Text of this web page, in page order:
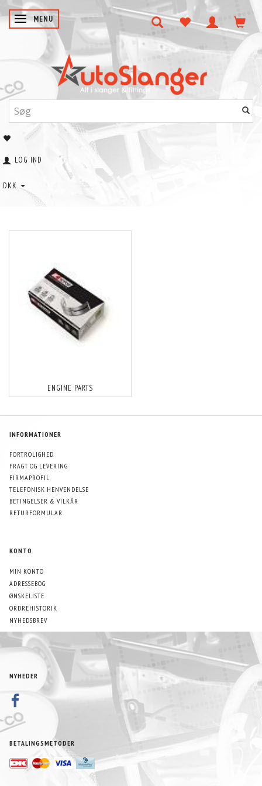
SKIFTE NAVIGATION
MENU
LOG IND
DKK
ENGINE PARTS
INFORMATIONER
FORTROLIGHED
FRAGT OG LEVERING
FIRMAPROFIL
TELEFONISK HENVENDELSE
BETINGELSER & VILKÅR
RETURFORMULAR
KONTO
MIN KONTO
ADRESSEBOG
ØNSKELISTE
ORDREHISTORIK
NYHEDSBREV
NYHEDER
BETALINGSMETODER